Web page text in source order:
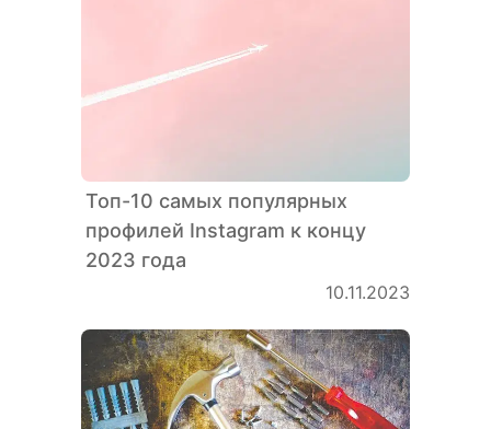
Топ-10 самых популярных
профилей Instagram к концу
2023 года
10.11.2023